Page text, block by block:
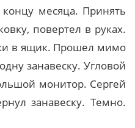
концу месяца. Принять
повертел в руках.
в ящик. Прошел мимо
занавеску. Угловой
монитор. Сергей
занавеску. Темно.